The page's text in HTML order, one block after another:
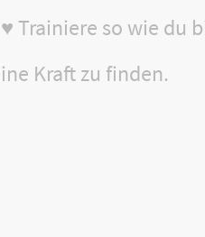
Trainiere so wie du
Kraft zu finden.